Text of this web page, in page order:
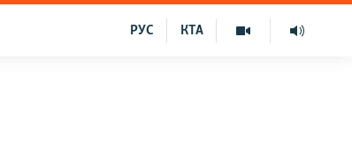
КТА
РУС